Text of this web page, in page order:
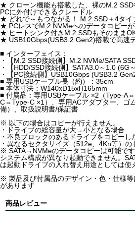
★ クローン機能も搭載した、裸のM.2
PCに外付けできるクレードル
★ どれで～もつながる！ M.2 SSD＋4タイ
★ PCレスでM.2 NVMeへのデータコピー
★ ヒートシンク付きM.2 SSDもそのままOK
★ USB10Gbps(USB3.2 Gen2)搭載で高速
■ インターフェイス：
・【M.2 SSD接続側】M.2 NVMe/SATA
・【HDD/SSD接続側】SATA3.0～1.0 (6G
・【PC接続側】USB10Gbps (USB3.2
■ 専用USBケーブル長（約）：35cm
■ 本体寸法：W140xD15xH165mm
■ 付属品：専用USBケーブル ×2（Type-
C⇔Type-C ×1）、専用ACアダプター、ゴ
備）、取扱説明書/保証書
※ 以下の場合はコピーが行えません。
・ドライブの総容量が大→小となる場合
・不良ブロックのあるドライブをコピーし
・異なるセクタサイズ（512e、4Kn等）
※ SATA→NVMeのデータコピーは可能で
システム構成が異なり起動できません。
は起動ドライブの入れ替え用途としては使
※ 製品及び付属品のデザイン・色・仕様
があります
商品レビュー